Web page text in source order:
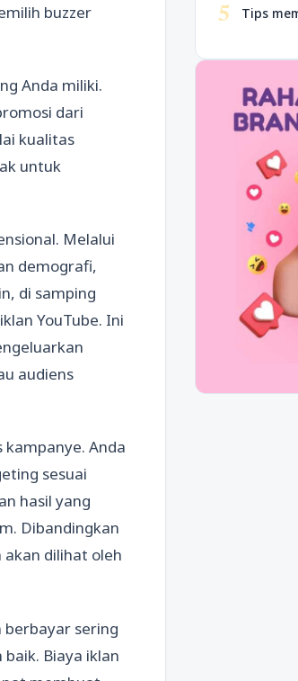
buzzer
Anda miliki.
dari
kualitas
untuk
Melalui
demografi,
di samping
YouTube. Ini
audiens
Anda
sesuai
hasil yang
Dibandingkan
dilihat oleh
berbayar sering
Biaya iklan
5 Tips